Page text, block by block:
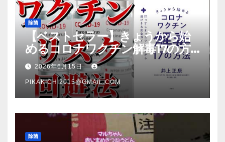
除菌
【ベストセラー】きょうから始
めるコロナワクチン解毒17の方
法【本要約】
2026年6月15日
PIKAKICHI2015@GMAIL.COM
除菌